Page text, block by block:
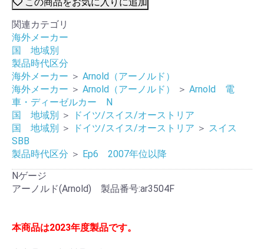
この商品をお気に入りに追加
関連カテゴリ
海外メーカー
国 地域別
製品時代区分
海外メーカー ＞ Arnold（アーノルド）
海外メーカー ＞ Arnold（アーノルド） ＞ Arnold 電
車・ディーゼルカー N
国 地域別
＞
ドイツ/スイス/オーストリア
国 地域別
＞ ドイツ/スイス/オーストリア ＞ スイス
SBB
製品時代区分 ＞ Ep6 2007年位以降
Nゲージ
アーノルド(Arnold) 製品番号:ar3504F
本商品は2023年度製品です。